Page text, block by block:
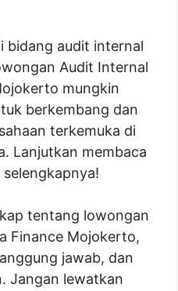
bidang audit internal
Audit Internal
mungkin
berkembang dan
terkemuka di
Lanjutkan membaca
tentang lowongan
Finance Mojokerto,
jawab, dan
Jangan lewatkan